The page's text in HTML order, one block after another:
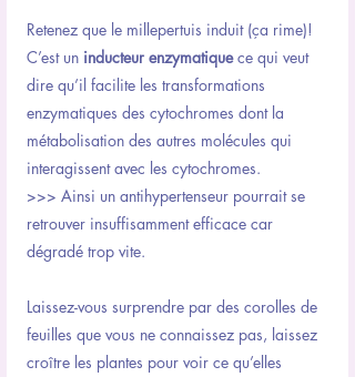
Retenez que le millepertuis induit (ça rime)!
C’est un inducteur enzymatique ce qui veut
dire qu’il facilite les transformations
enzymatiques des cytochromes dont la
métabolisation des autres molécules qui
interagissent avec les cytochromes.
>>> Ainsi un antihypertenseur pourrait se
retrouver insuffisamment efficace car
dégradé trop vite.
Laissez-vous surprendre par des corolles de
feuilles que vous ne connaissez pas, laissez
croître les plantes pour voir ce qu’elles